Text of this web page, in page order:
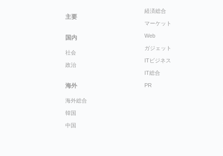
主要
国内
社会
政治
海外
海外総合
韓国
中国
経済総合
マーケット
Web
ガジェット
ITビジネス
IT総合
PR